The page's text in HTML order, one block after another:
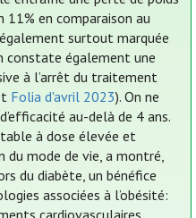
11% en comparaison au
surtout marquée
constate également une
à l’arrêt du traitement
Folia d'avril 2023). On ne
au-delà de 4 ans.
à dose élevée et
du mode de vie, a montré,
du diabète, un bénéfice
associées à l’obésité: